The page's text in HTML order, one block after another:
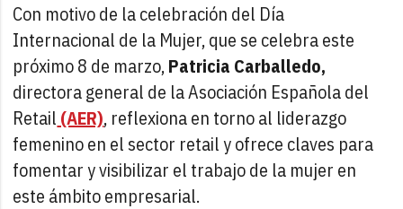
Con motivo de la celebración del Día
Internacional de la Mujer, que se celebra este
próximo 8 de marzo,Patricia Carballedo,
directora general de la Asociación Española del
Retail (AER), reflexiona en torno al liderazgo
femenino en el sector retail y ofrece claves para
fomentar y visibilizar el trabajo de la mujer en
este ámbito empresarial.